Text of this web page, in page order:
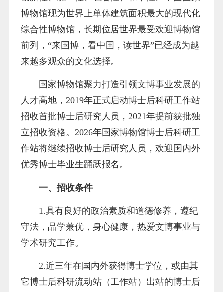
博物馆现为世界上单体建筑面积最大的现代化
综合性博物馆，长期位居世界最受欢迎博物馆
前列，“来国博，看中国，读世界”已经成为越
来越多观众的文化选择。
国家博物馆聚力打造引领文博事业发展的
人才高地，2019年正式启动博士后科研工作站
招收首批博士后研究人员，2021年提前获批独
立招收资格。2026年国家博物馆博士后科研工
作站将继续招收博士后研究人员，欢迎国内外
优秀博士毕业生踊跃报名。
一、招收条件
1.具有良好的政治素质和道德修养，遵纪
守法，品学兼优，身心健康，热爱文博事业与
学术研究工作。
2.近三年在国内外获得博士学位，或由其
它博士后科研流动站（工作站）出站的博士后